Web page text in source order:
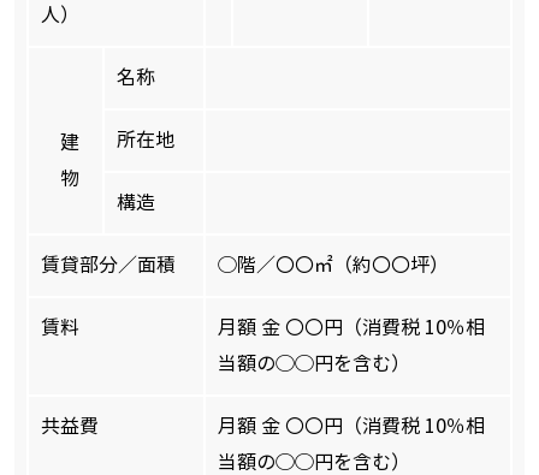
人）
建
物
名称
所在地
構造
賃貸部分／面積 ◯階／〇〇㎡（約〇〇坪）
賃料
月額 金 〇〇円（消費税 10％相
当額の◯◯円を含む）
共益費
月額 金 〇〇円（消費税 10％相
当額の◯◯円を含む）